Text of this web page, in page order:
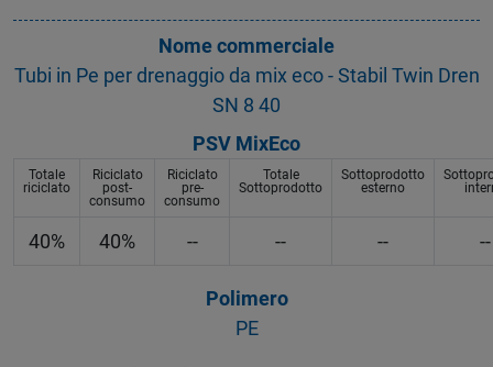
Nome commerciale
Tubi in Pe per drenaggio da mix eco - Stabil Twin Dren
SN 8 40
PSV MixEco
Totale
riciclato
Riciclato
post-
consumo
Riciclato
pre-
consumo
Totale
Sottoprodotto
Sottoprodotto
esterno
40% 40% -- -- -- --
Polimero
PE